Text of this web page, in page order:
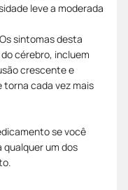
leve a moderada
sintomas desta
cérebro, incluem
crescente e
cada vez mais
se você
um dos